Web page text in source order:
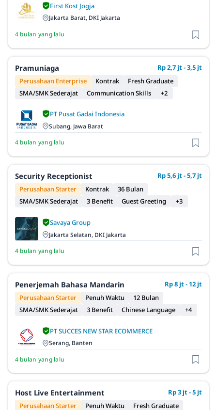
First Kost Jogja
Jakarta Barat, DKI Jakarta
4 bulan yang lalu
Pramuniaga
Rp 2,7 jt - 3,5 jt
Perusahaan Enterprise
Kontrak
Fresh Graduate
SMA/SMK Sederajat
Communication Skills +2
PT Pusat Gadai Indonesia
Subang, Jawa Barat
4 bulan yang lalu
Security Receptionist
Rp 5,6 jt - 5,7 jt
Perusahaan Starter
Kontrak
36 Bulan
SMA/SMK Sederajat
3 Benefit Guest Greeting +3
Savaya Group
Jakarta Selatan, DKI Jakarta
4 bulan yang lalu
Penerjemah Bahasa Mandarin
Rp 8 jt - 12 jt
Perusahaan Starter
Penuh Waktu
12 Bulan
SMA/SMK Sederajat
3 Benefit Chinese Language +4
PT SUCCES NEW STAR ECOMMERCE
Serang, Banten
4 bulan yang lalu
Host Live Entertainment
Rp 3 jt - 5 jt
Perusahaan Starter
Penuh Waktu Fresh Graduate